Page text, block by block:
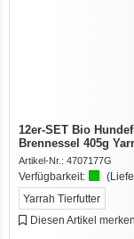
12er-SET Bio
Brennessel 405g
Artikel-Nr.: 4707177G
Verfügbarkeit:
Yarrah Tierfutter
Diesen Artikel merken